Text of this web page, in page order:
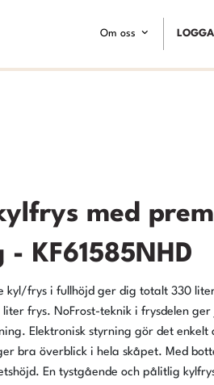
Om oss
med
KF61585NHD
kyl/frys i fullhöjd ger dig totalt 330
liter frys. NoFrost-teknik i frysdelen
Elektronisk styrning gör det
bra överblick i hela skåpet. Med
En tystgående och pålitlig